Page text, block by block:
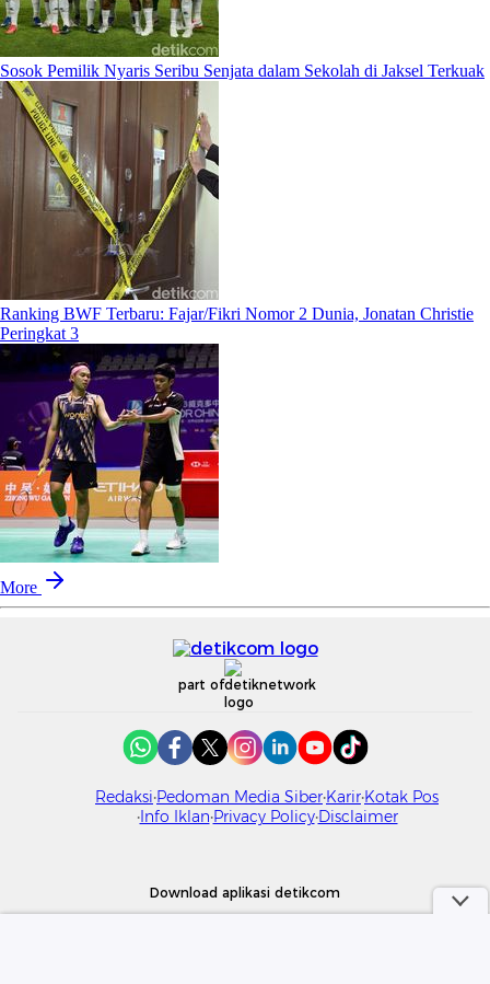
Sosok Pemilik Nyaris Seribu Senjata dalam Sekolah di Jaksel Terkuak
Ranking BWF Terbaru: Fajar/Fikri Nomor 2 Dunia, Jonatan Christie
Peringkat 3
More
part of
Redaksi Pedoman Media Siber Karir Kotak Pos
Info IklanPrivacy PolicyDisclaimer
Download aplikasi detikcom